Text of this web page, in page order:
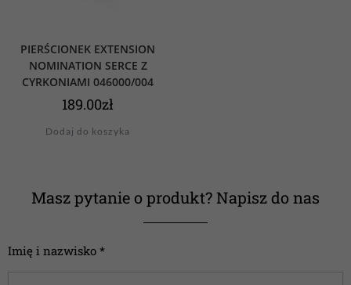
PIERŚCIONEK EXTENSION
NOMINATION SERCE Z
CYRKONIAMI 046000/004
189.00zł
Dodaj do koszyka
Masz pytanie o produkt? Napisz do nas
Imię i nazwisko *